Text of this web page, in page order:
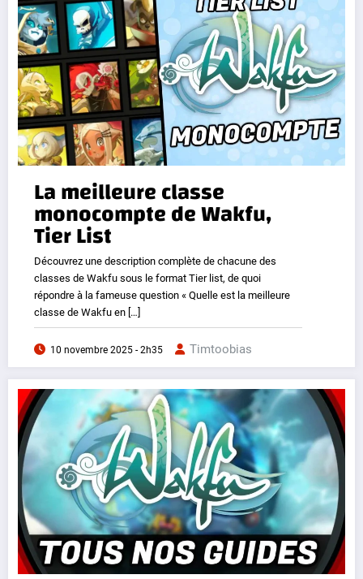
La meilleure classe
monocompte de Wakfu,
Tier List
Découvrez une description complète de chacune des
classes de Wakfu sous le format Tier list, de quoi
répondre à la fameuse question « Quelle est la meilleure
classe de Wakfu en […]
10 novembre 2025 - 2h35 Timtoobias